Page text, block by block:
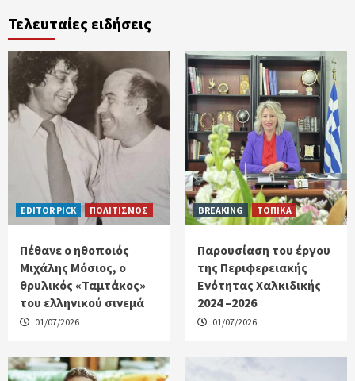
Τελευταίες ειδήσεις
EDITOR PICK ΠΟΛΙΤΙΣΜΟΣ
Πέθανε ο ηθοποιός
Μιχάλης Μόσιος, ο
θρυλικός «Ταμτάκος»
του ελληνικού σινεμά
01/07/2026
BREAKING ΤΟΠΙΚΑ
Παρουσίαση του έργου
της Περιφερειακής
Ενότητας Χαλκιδικής
2024 –2026
01/07/2026